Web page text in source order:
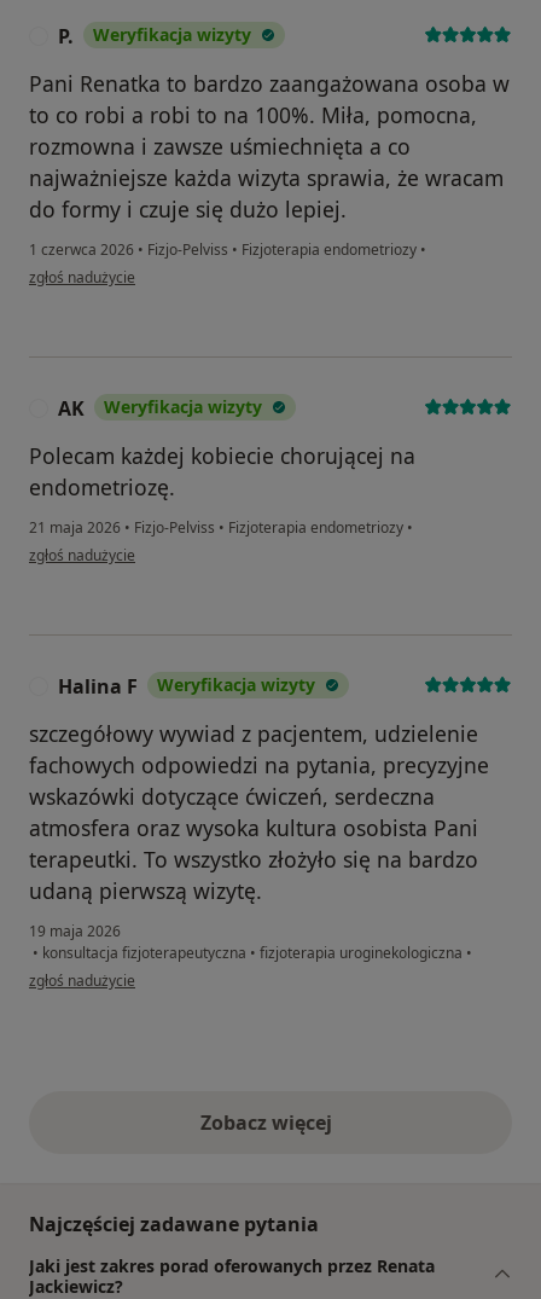
P. Weryfikacja wizyty
Pani Renatka to bardzo zaangażowana osoba w
to co robi a robi to na 100%. Miła, pomocna,
rozmowna i zawsze uśmiechnięta a co
najważniejsze każda wizyta sprawia, że wracam
do formy i czuje się dużo lepiej.
1 czerwca 2026 • Fizjo-Pelviss • Fizjoterapia endometriozy •
w opinii użytkownika P.
zgłoś nadużycie
AK Weryfikacja wizyty
Polecam każdej kobiecie chorującej na
endometriozę.
21 maja 2026 • Fizjo-Pelviss • Fizjoterapia endometriozy •
w opinii użytkownika AK
zgłoś nadużycie
Halina F Weryfikacja wizyty
szczegółowy wywiad z pacjentem, udzielenie
fachowych odpowiedzi na pytania, precyzyjne
wskazówki dotyczące ćwiczeń, serdeczna
atmosfera oraz wysoka kultura osobista Pani
terapeutki. To wszystko złożyło się na bardzo
udaną pierwszą wizytę.
19 maja 2026
• konsultacja fizjoterapeutyczna • fizjoterapia uroginekologiczna •
w opinii użytkownika Halina F
zgłoś nadużycie
Zobacz więcejopinie powyżej
Najczęściej zadawane pytania
Jaki jest zakres porad oferowanych przez Renata
Jackiewicz?